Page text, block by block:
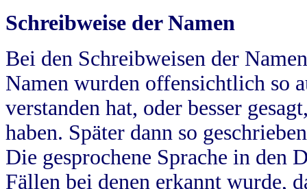
Schreibweise der Namen
Bei den Schreibweisen der
Namen wurden offensichtlich so
verstanden hat, oder besser
haben. Später dann so
Die gesprochene Sprache in
Fällen bei denen erkannt wurde,